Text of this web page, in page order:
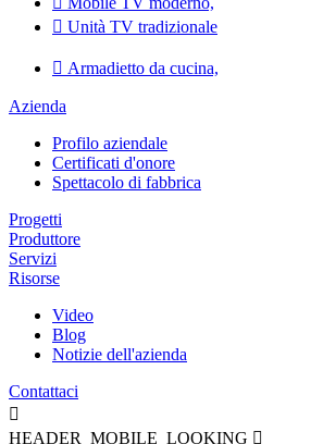
 Unità TV tradizionale
 Armadietto da cucina,
Azienda
Profilo aziendale
Certificati d'onore
Spettacolo di fabbrica
Progetti
Produttore
Servizi
Risorse
Video
Blog
Notizie dell'azienda
Contattaci

HEADER_MOBILE_LOOKING 